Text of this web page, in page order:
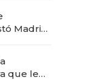
Madrid:
que le